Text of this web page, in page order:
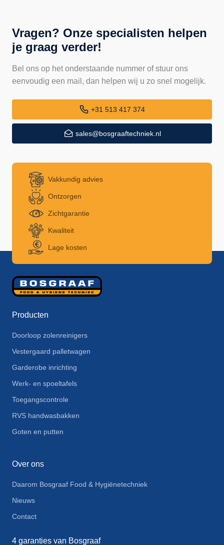
Vragen? Onze specialisten helpen
je graag verder!
Bel ons op het onderstaande nummer of stuur ons
eenvoudig een mail, dan helpen wij u zo snel mogelijk.
+31 513 417 374
sales@bosgraaftechniek.nl
Vakkundig advies
Ontzorgen
Zichtgarantie
Kwaliteit
Lage kosten
Producten
Doorloop zolenreinigers
Vestergaard palletwagen
Garderobe inrichting
Werk- en spoeltafels
Toegangscontrole
RVS handwasbakken
Goten en putten
Over ons
Daarom Bosgraaf Food & Hygiënetechniek
Nieuws
Contact
4 garanties van Bosgraaf